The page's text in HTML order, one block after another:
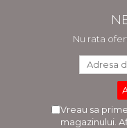
Nu rata
Vreau sa
magazinului.